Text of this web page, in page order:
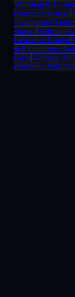
Webshop & E-
commerce Brussel
E-commerce
HasseltWebshop
commerce Brugge
& E-commerce
GenkWebshop &
commerce Sint-